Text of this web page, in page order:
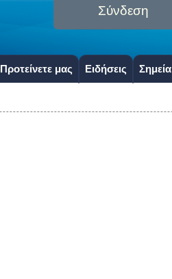
Σύνδεση
Προτείνετε μας Ειδήσεις Σημεία